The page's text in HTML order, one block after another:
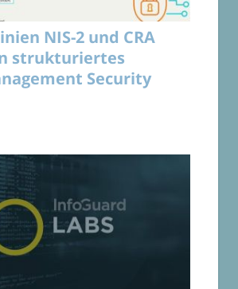
NIS-2 und CRA
strukturiertes
Security